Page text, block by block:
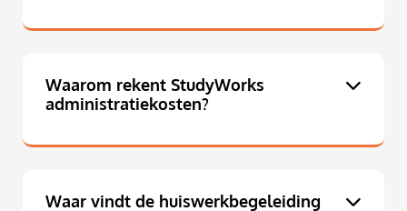
Waarom rekent StudyWorks
administratiekosten?
Waar vindt de huiswerkbegeleiding